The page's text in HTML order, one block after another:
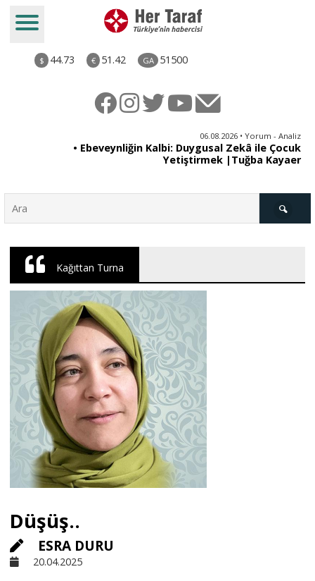
$ 44.73 € 51.42 GA 51500
06.08.2026 • Yorum - Analiz
• Ebeveynliğin Kalbi: Duygusal Zekâ ile Çocuk
Yetiştirmek |Tuğba Kayaer
Derkenar
Sivil Toplum
Kültür - Sanat
Ekonomi
Dünya
Kağıttan Turna
Düşüş..
ESRA DURU
20.04.2025